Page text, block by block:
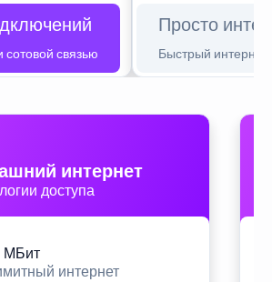
сотовой связью
Просто
Быстрый интернет
интернет
доступа
МБит
интернет